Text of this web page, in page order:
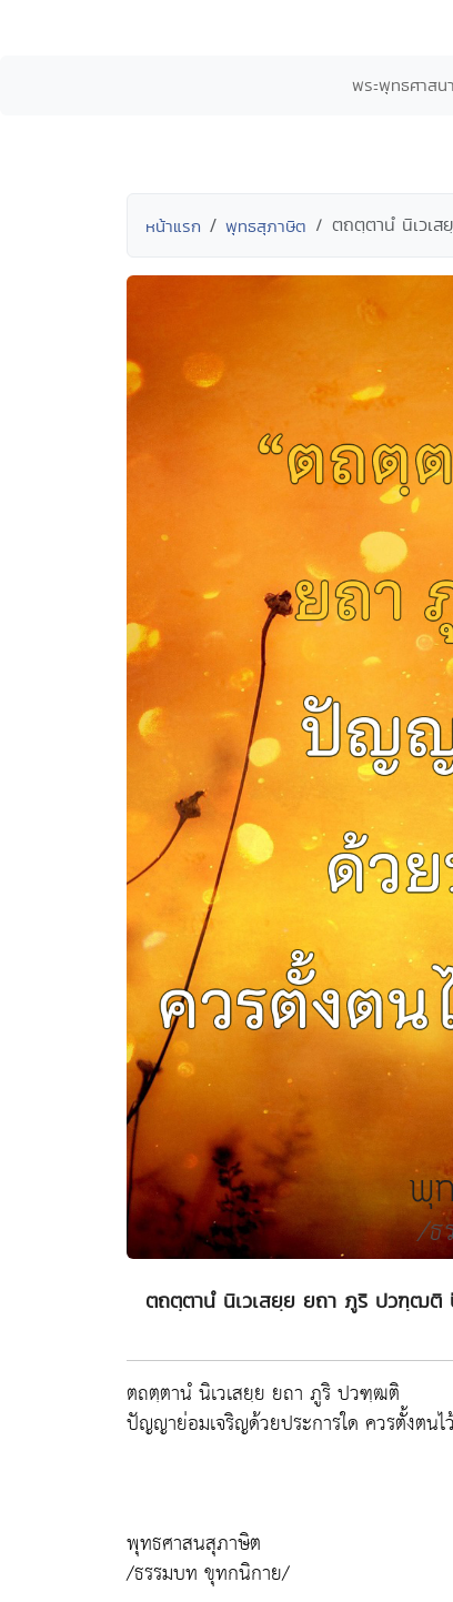
พระพุทธศาสนา
หน้าแรก พุทธสุภาษิต ตถตฺตานํ นิเวเ
ตถตฺตานํ นิเวเสยฺย ยถา ภูริ ปวฑฺฒติ
ตถตฺตานํ นิเวเสยฺย ยถา ภูริ ปวฑฺฒติ
ปัญญาย่อมเจริญด้วยประการใด ควรตั้งตน
พุทธศาสนสุภาษิต
/ธรรมบท ขุทกนิกาย/